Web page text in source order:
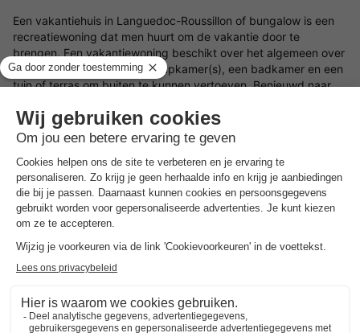
Een vakantiehuis in Languedoc-Roussillon of bungalow is een
recreatiewoning dat men huurt om de vakantie door te
brengen. Een vakantiewoning beschikt over het algemeen over
een woonkamer, keuken, slaapkamer(s), een badkamer en een
tuin of terras om buiten te kunnen vertoeven. Benieuwd naar
BungalowSpecials te bieden hebben? Op deze pagina vind je
een een divers en veelzijdig aanbod aan vakantiehuizen in
Languedoc-Roussillon. Ideaal voor wanneer je een
weekendje weg,midweek wegof eenweekje wegwilt met je
geliefdes.
Welk soort bungalows in Languedoc-Roussillon zijn er
beschikbaar?
mogelijke voorzieningen en/of faciliteiten om een vakantiehuisje
Ben je er nog niet zeker van waar je precies naar op zoek
bent? Wij helpen je graag in Languedoc-Roussillon een